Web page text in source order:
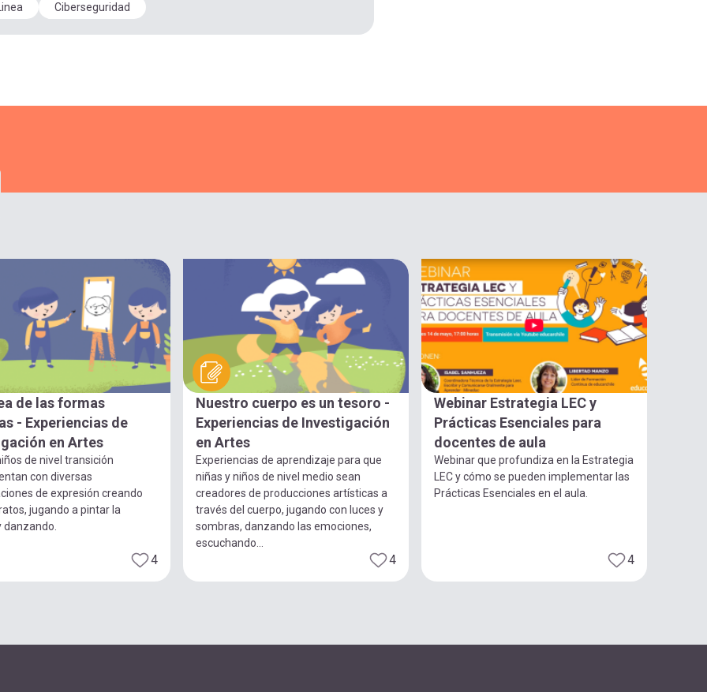
Ciberseguridad
de las formas
- Experiencias de
en Artes
de nivel transición
con diversas
de expresión creando
jugando a pintar la
danzando.
4
Nuestro cuerpo es un tesoro -
Experiencias de Investigación
en Artes
Experiencias de aprendizaje para que
niñas y niños de nivel medio sean
creadores de producciones artísticas a
través del cuerpo, jugando con luces y
sombras, danzando las emociones,
escuchando...
4
Webinar Estrategia LEC y
Prácticas Esenciales para
docentes de aula
Webinar que profundiza en la Estrategia
LEC y cómo se pueden implementar las
Prácticas Esenciales en el aula.
4